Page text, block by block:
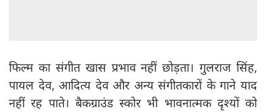
फिल्म का संगीत खास प्रभाव नहीं छोड़ता। गुलराज सिंह,
पायल देव, आदित्य देव और अन्य संगीतकारों के गाने याद
नहीं रह पाते। बैकग्राउंड स्कोर भी भावनात्मक दृश्यों को